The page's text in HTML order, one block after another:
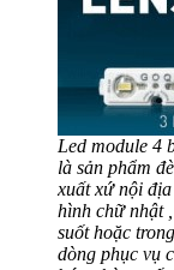
Led module 4
là sản phẩm
xuất xứ nội
hình chữ nhật
suốt hoặc
dòng phục vụ